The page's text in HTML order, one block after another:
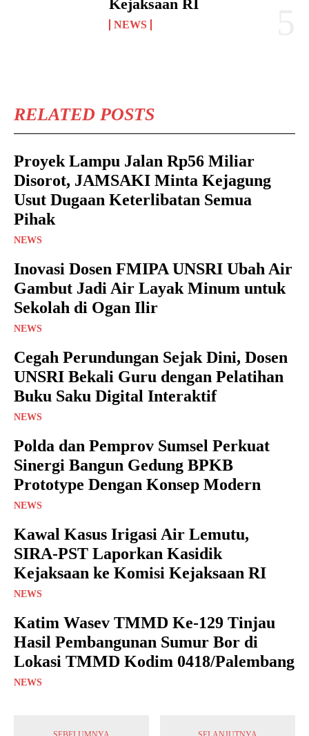
Kejaksaan RI
NEWS
RELATED POSTS
Proyek Lampu Jalan Rp56 Miliar
Disorot, JAMSAKI Minta Kejagung
Usut Dugaan Keterlibatan Semua
Pihak
NEWS
Inovasi Dosen FMIPA UNSRI Ubah Air
Gambut Jadi Air Layak Minum untuk
Sekolah di Ogan Ilir
NEWS
Cegah Perundungan Sejak Dini, Dosen
UNSRI Bekali Guru dengan Pelatihan
Buku Saku Digital Interaktif
NEWS
Polda dan Pemprov Sumsel Perkuat
Sinergi Bangun Gedung BPKB
Prototype Dengan Konsep Modern
NEWS
Kawal Kasus Irigasi Air Lemutu,
SIRA-PST Laporkan Kasidik
Kejaksaan ke Komisi Kejaksaan RI
NEWS
Katim Wasev TMMD Ke-129 Tinjau
Hasil Pembangunan Sumur Bor di
Lokasi TMMD Kodim 0418/Palembang
NEWS